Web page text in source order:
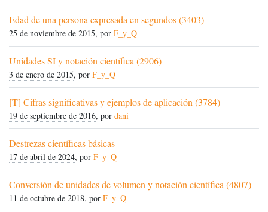
Edad de una persona expresada en segundos (3403)
25 de noviembre de 2015, por F_y_Q
Unidades SI y notación científica (2906)
3 de enero de 2015, por F_y_Q
[T] Cifras significativas y ejemplos de aplicación (3784)
19 de septiembre de 2016, por dani
Destrezas científicas básicas
17 de abril de 2024, por F_y_Q
Conversión de unidades de volumen y notación científica (4807)
11 de octubre de 2018, por F_y_Q